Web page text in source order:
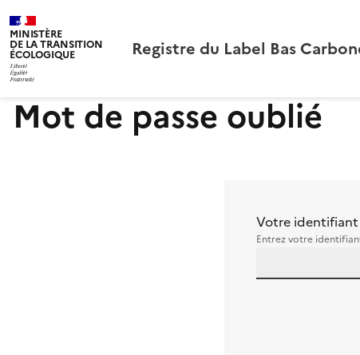
MINISTÈRE
DE LA TRANSITION
ÉCOLOGIQUE Registre du Label Bas
Mot de passe oublié
Votre
Entrez votre